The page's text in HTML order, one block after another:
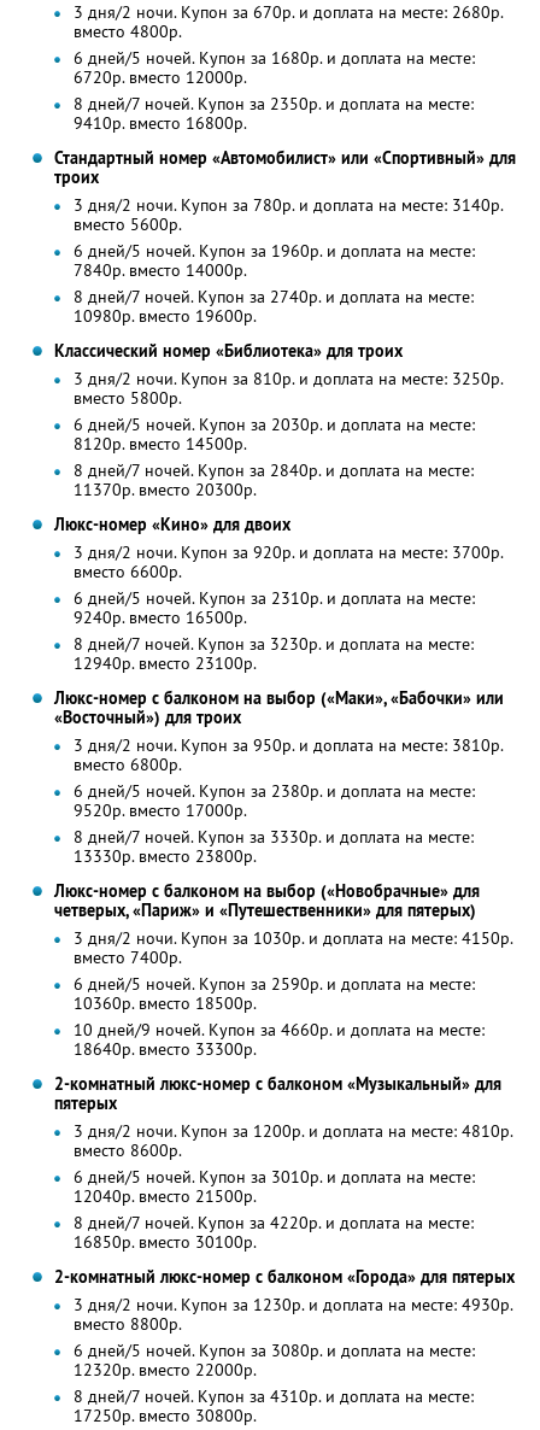
3 дня/2 ночи. Купон за 670р. и доплата на месте: 2680р.
вместо 4800р.
6 дней/5 ночей. Купон за 1680р. и доплата на месте:
6720р. вместо 12000р.
8 дней/7 ночей. Купон за 2350р. и доплата на месте:
9410р. вместо 16800р.
Стандартный номер «Автомобилист» или «Спортивный» для
троих
3 дня/2 ночи. Купон за 780р. и доплата на месте: 3140р.
вместо 5600р.
6 дней/5 ночей. Купон за 1960р. и доплата на месте:
7840р. вместо 14000р.
8 дней/7 ночей. Купон за 2740р. и доплата на месте:
10980р. вместо 19600р.
Классический номер «Библиотека» для троих
3 дня/2 ночи. Купон за 810р. и доплата на месте: 3250р.
вместо 5800р.
6 дней/5 ночей. Купон за 2030р. и доплата на месте:
8120р. вместо 14500р.
8 дней/7 ночей. Купон за 2840р. и доплата на месте:
11370р. вместо 20300р.
Люкс-номер «Кино» для двоих
3 дня/2 ночи. Купон за 920р. и доплата на месте: 3700р.
вместо 6600р.
6 дней/5 ночей. Купон за 2310р. и доплата на месте:
9240р. вместо 16500р.
8 дней/7 ночей. Купон за 3230р. и доплата на месте:
12940р. вместо 23100р.
Люкс-номер с балконом на выбор («Маки», «Бабочки» или
«Восточный») для троих
3 дня/2 ночи. Купон за 950р. и доплата на месте: 3810р.
вместо 6800р.
6 дней/5 ночей. Купон за 2380р. и доплата на месте:
9520р. вместо 17000р.
8 дней/7 ночей. Купон за 3330р. и доплата на месте:
13330р. вместо 23800р.
Люкс-номер с балконом на выбор («Новобрачные» для
четверых, «Париж» и «Путешественники» для пятерых)
3 дня/2 ночи. Купон за 1030р. и доплата на месте: 4150р.
вместо 7400р.
6 дней/5 ночей. Купон за 2590р. и доплата на месте:
10360р. вместо 18500р.
10 дней/9 ночей. Купон за 4660р. и доплата на месте:
18640р. вместо 33300р.
2-комнатный люкс-номер с балконом «Музыкальный» для
пятерых
3 дня/2 ночи. Купон за 1200р. и доплата на месте: 4810р.
вместо 8600р.
6 дней/5 ночей. Купон за 3010р. и доплата на месте:
12040р. вместо 21500р.
8 дней/7 ночей. Купон за 4220р. и доплата на месте:
16850р. вместо 30100р.
2-комнатный люкс-номер с балконом «Города» для пятерых
3 дня/2 ночи. Купон за 1230р. и доплата на месте: 4930р.
вместо 8800р.
6 дней/5 ночей. Купон за 3080р. и доплата на месте:
12320р. вместо 22000р.
8 дней/7 ночей. Купон за 4310р. и доплата на месте:
17250р. вместо 30800р.